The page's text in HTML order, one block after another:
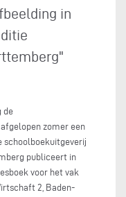
in
de
zomer een
schoolboekuitgeverij
publiceert in
voor het vak
2, Baden-